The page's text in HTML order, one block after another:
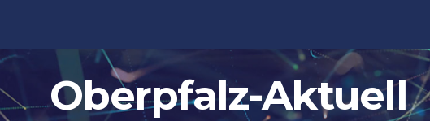
Oberpfalz-Aktuell